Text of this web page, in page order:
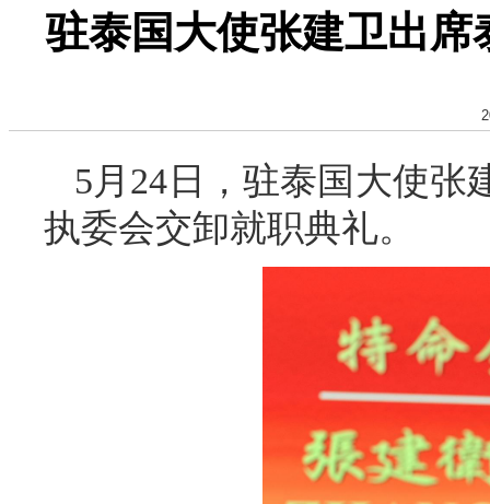
驻泰国大使张建卫出
5月24日，驻泰国大使张
执委会交卸就职典礼。